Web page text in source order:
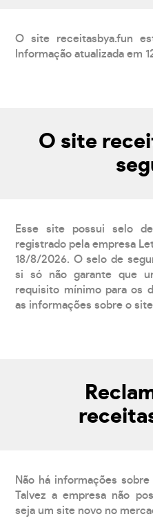
O site receitasbya.fun
Informação atualizada em
O site
Esse site possui selo
registrado pela empresa
18/8/2026. O selo de
si só não garante que
requisito mínimo para os
as informações sobre o
Não há informações
Talvez a empresa não
seja um site novo no